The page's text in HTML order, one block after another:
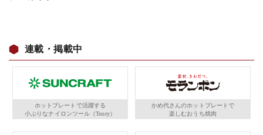
連載・掲載中
ホットプレートで活躍する
小ぶりなナイロンツール（Toory）
かめ代さんのホットプレートで
楽しむおうち焼肉